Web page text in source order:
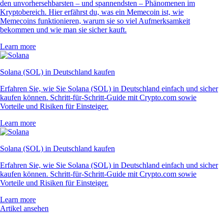
den unvorhersehbarsten – und spannendsten – Phänomenen im
Kryptobereich. Hier erfährst du, was ein Memecoin ist, wie
Memecoins funktionieren, warum sie so viel Aufmerksamkeit
bekommen und wie man sie sicher kauft.
Learn more
Solana (SOL) in Deutschland kaufen
Erfahren Sie, wie Sie Solana (SOL) in Deutschland einfach und sicher
kaufen können. Schritt-für-Schritt-Guide mit Crypto.com sowie
Vorteile und Risiken für Einsteiger.
Learn more
Solana (SOL) in Deutschland kaufen
Erfahren Sie, wie Sie Solana (SOL) in Deutschland einfach und sicher
kaufen können. Schritt-für-Schritt-Guide mit Crypto.com sowie
Vorteile und Risiken für Einsteiger.
Learn more
Artikel ansehen